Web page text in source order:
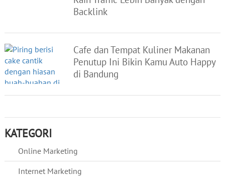
Backlink
Cafe dan Tempat Kuliner Makanan
Penutup Ini Bikin Kamu Auto Happy
di Bandung
KATEGORI
Online Marketing
Internet Marketing